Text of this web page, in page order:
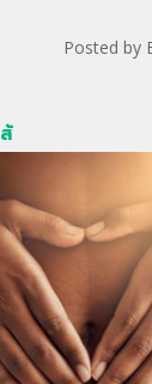
Posted by